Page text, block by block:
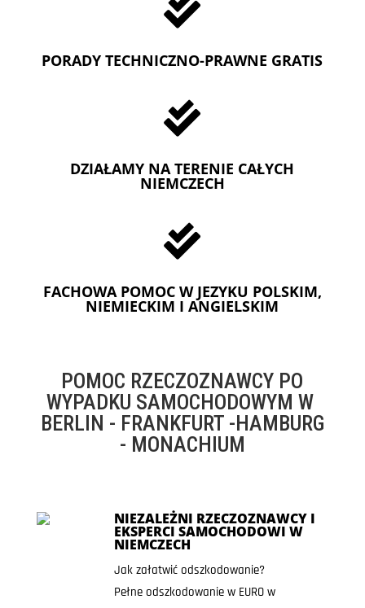

PORADY TECHNICZNO-PRAWNE GRATIS

DZIAŁAMY NA TERENIE CAŁYCH
NIEMCZECH

FACHOWA POMOC W JEZYKU POLSKIM,
NIEMIECKIM I ANGIELSKIM
POMOC RZECZOZNAWCY PO
WYPADKU SAMOCHODOWYM W
BERLIN - FRANKFURT -HAMBURG
- MONACHIUM
NIEZALEŻNI RZECZOZNAWCY I
EKSPERCI SAMOCHODOWI W
NIEMCZECH
Jak załatwić odszkodowanie?
Pełne odszkodowanie w EURO w